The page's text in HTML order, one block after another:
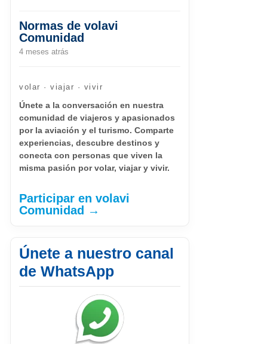
Normas de volavi
Comunidad
4 meses atrás
volar · viajar · vivir
Únete a la conversación en nuestra
comunidad de viajeros y apasionados
por la aviación y el turismo. Comparte
experiencias, descubre destinos y
conecta con personas que viven la
misma pasión por volar, viajar y vivir.
Participar en volavi
Comunidad →
Únete a nuestro canal
de WhatsApp